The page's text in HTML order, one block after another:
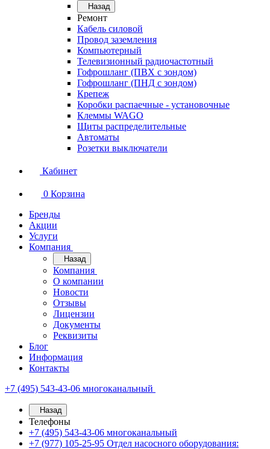
Назад
Ремонт
Кабель силовой
Провод заземления
Компьютерный
Телевизионный радиочастотный
Гофрошланг (ПВХ с зондом)
Гофрошланг (ПНД с зондом)
Крепеж
Коробки распаечные - установочные
Клеммы WAGO
Щиты распределительные
Автоматы
Розетки выключатели
Кабинет
0 Корзина
Бренды
Акции
Услуги
Компания
Назад
Компания
О компании
Новости
Отзывы
Лицензии
Документы
Реквизиты
Блог
Информация
Контакты
+7 (495) 543-43-06 многоканальный
Назад
Телефоны
+7 (495) 543-43-06 многоканальный
+7 (977) 105-25-95 Отдел насосного оборудования: